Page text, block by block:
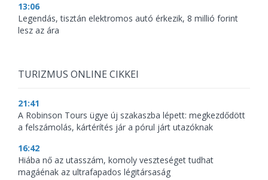
13:06
Legendás, tisztán elektromos autó érkezik, 8 millió forint
lesz az ára
TURIZMUS ONLINE CIKKEI
21:41
A Robinson Tours ügye új szakaszba lépett: megkezdődött
a felszámolás, kártérítés jár a pórul járt utazóknak
16:42
Hiába nő az utasszám, komoly veszteséget tudhat
magáénak az ultrafapados légitársaság